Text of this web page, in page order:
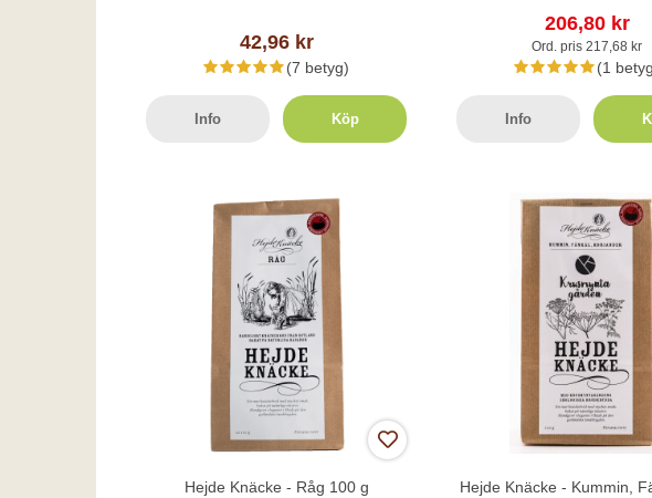
42,96 kr
(7 betyg)
Info Köp
206,80 kr
Ord. pris 217,68 kr
(1
Info
Hejde Knäcke - Råg 100 g
Hejde Knäcke - Kummin,